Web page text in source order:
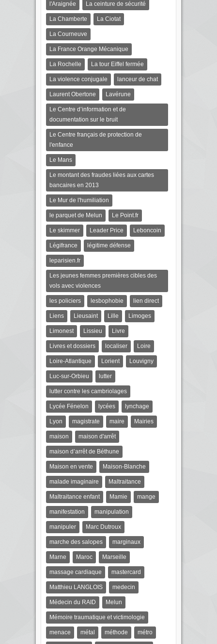
l'Araignée La ceinture de sécurité
La Chamberte La Ciotat
La Courneuve
La France Orange Mécanique
La Rochelle La tour Eiffel fermée
La violence conjugale lanceur de chat
Laurent Obertone Lavérune
Le Centre d’information et de
documentation sur le bruit
Le Centre français de protection de
l'enfance
Le Mans
Le montant des fraudes liées aux cartes
bancaires en 2013
Le Mur de l'humiliation
le parquet de Melun Le Point.fr
Le skimmer Leader Price Leboncoin
Légifrance légitime défense
leparisien.fr
Les jeunes femmes premières cibles des
vols avec violences
les policiers lesbophobie lien direct
Liens Lieusaint Lille Limoges
Limonest Lissieu Livre
Livres et dossiers localiser Loire
Loire-Atlantique Lorient Louvigny
Luc-sur-Orbieu lutter
lutter contre les cambriolages
Lycée Fénelon lycées lynchage
Lyon magistrate maire Mairies
maison maison d'arrêt
maison d’arrêt de Béthune
Maison en vente Maison-Blanche
malade imaginaire Maltraitance
Maltraitance enfant Mamie mange
manifestation manipulation
manipuler Marc Dutroux
marche des salopes marginaux
Marne Maroc Marseille
massage cardiaque mastercard
Matthieu LANGLOIS medecin
Médecin du RAID Melun
Mémoire traumatique et victimologie
menace métal méthode métro